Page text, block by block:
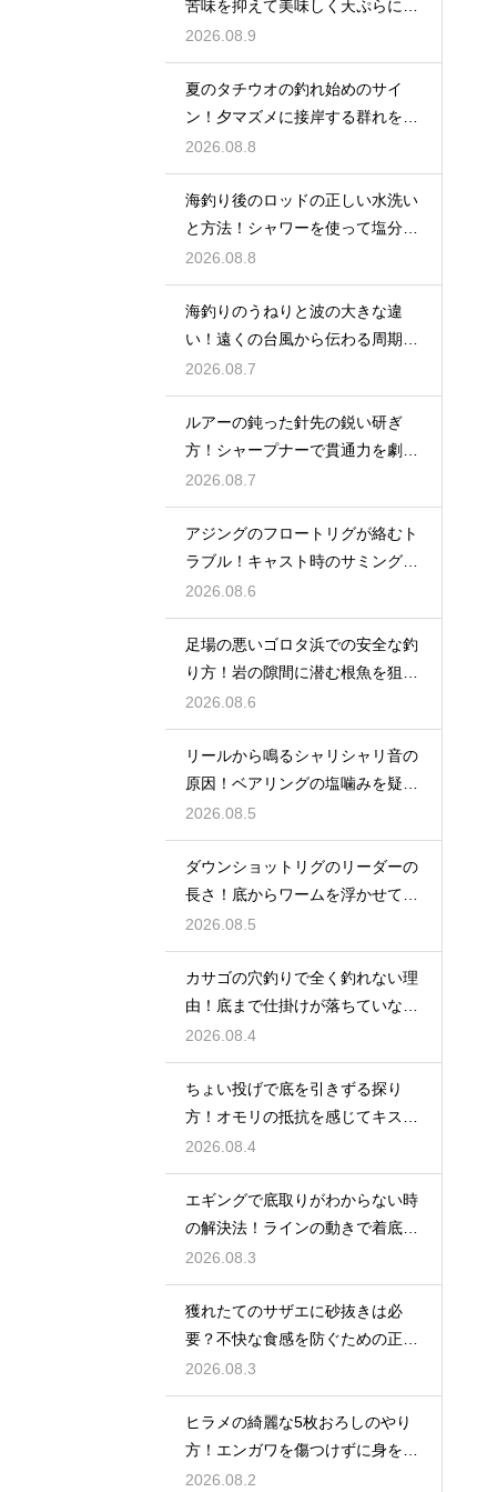
苦味を抑えて美味しく天ぷらにす
る下処理
2026.08.9
夏のタチウオの釣れ始めのサイ
ン！夕マズメに接岸する群れをル
アーで狙う
2026.08.8
海釣り後のロッドの正しい水洗い
と方法！シャワーを使って塩分を
落出す
2026.08.8
海釣りのうねりと波の大きな違
い！遠くの台風から伝わる周期の
長い波の危険
2026.08.7
ルアーの鈍った針先の鋭い研ぎ
方！シャープナーで貫通力を劇的
に復活
2026.08.7
アジングのフロートリグが絡むト
ラブル！キャスト時のサミングで
防ぐ
2026.08.6
足場の悪いゴロタ浜での安全な釣
り方！岩の隙間に潜む根魚を狙う
仕掛け
2026.08.6
リールから鳴るシャリシャリ音の
原因！ベアリングの塩噛みを疑っ
て洗浄する
2026.08.5
ダウンショットリグのリーダーの
長さ！底からワームを浮かせてア
ピール
2026.08.5
カサゴの穴釣りで全く釣れない理
由！底まで仕掛けが落ちていない
原因
2026.08.4
ちょい投げで底を引きずる探り
方！オモリの抵抗を感じてキスの
アタリを待つ
2026.08.4
エギングで底取りがわからない時
の解決法！ラインの動きで着底を
見極める
2026.08.3
獲れたてのサザエに砂抜きは必
要？不快な食感を防ぐための正し
い下処理
2026.08.3
ヒラメの綺麗な5枚おろしのやり
方！エンガワを傷つけずに身を剥
がす
2026.08.2